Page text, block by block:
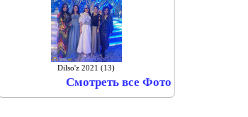
Dilso'z 2021 (13)
Смотреть все Фото